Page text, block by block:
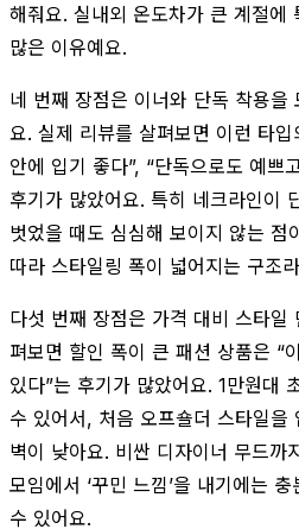
해줘요. 실내외 온도차가 큰 계절에
많은 이유예요.
네 번째 장점은 이너와 단독 착용을
요. 실제 리뷰를 살펴보면 이런 타
안에 입기 좋다”, “단독으로도 예쁘
후기가 많았어요. 특히 네크라인이
벗었을 때도 심심해 보이지 않는 점
따라 스타일링 폭이 넓어지는 구조
다섯 번째 장점은 가격 대비 스타일
펴보면 할인 폭이 큰 패션 상품은 “
있다”는 후기가 많았어요. 1만원대
수 있어서, 처음 오프숄더 스타일을
벽이 낮아요. 비싼 디자이너 무드까
모임에서 ‘꾸민 느낌’을 내기에는
수 있어요.